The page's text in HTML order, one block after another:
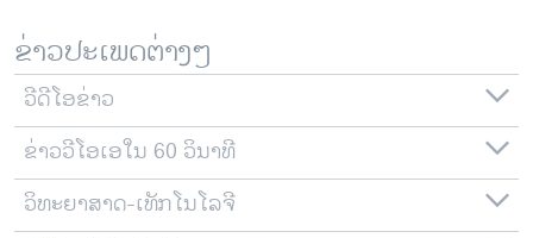
ຂ່າວປະເພດຕ່າງໆ
ວີດີໂອຂ່າວ
ຂ່າວວີໂອເອໃນ 60 ວິນາທີ
ວິທະຍາສາດ-ເທັກໂນໂລຈີ